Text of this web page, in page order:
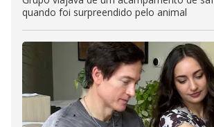
quando foi surpreendido pelo animal